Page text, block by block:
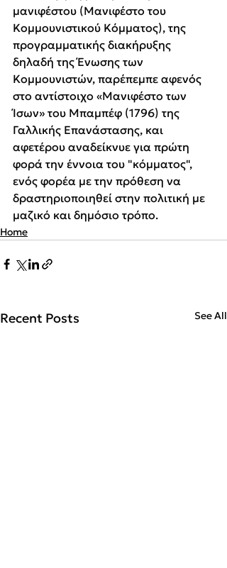
μανιφέστου (Μανιφέστο του
Κομμουνιστικού Κόμματος), της
προγραμματικής διακήρυξης
δηλαδή της Ένωσης των
Κομμουνιστών, παρέπεμπε αφενός
στο αντίστοιχο «Μανιφέστο των
Ίσων» του Μπαμπέφ (1796) της
Γαλλικής Επανάστασης, και
αφετέρου αναδείκνυε για πρώτη
φορά την έννοια του "κόμματος",
ενός φορέα με την πρόθεση να
δραστηριοποιηθεί στην πολιτική με
μαζικό και δημόσιο τρόπο.
Home
Recent Posts See All